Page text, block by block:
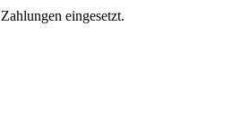
eingesetzt.